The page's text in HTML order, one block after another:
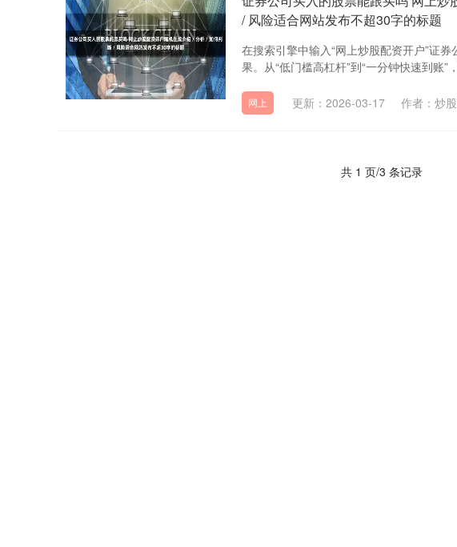
/ 风险适合网站发布不超30字的标题
在搜索引擎中输入“网上炒股配资开户”证
果。从“低门槛高杠杆”到“一分钟快速到账
网上 更新：2026-03-17 作者：炒
共 1 页/3 条记录